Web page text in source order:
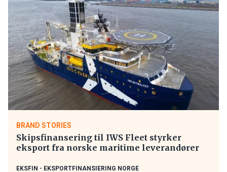
BRAND STORIES
Skipsfinansering til IWS Fleet styrker
eksport fra norske maritime leverandører
EKSFIN - EKSPORTFINANSIERING NORGE